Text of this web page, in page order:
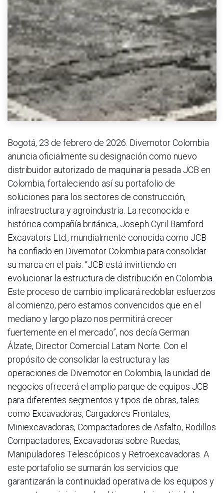
Bogotá, 23 de febrero de 2026. Divemotor Colombia
anuncia oficialmente su designación como nuevo
distribuidor autorizado de maquinaria pesada JCB en
Colombia, fortaleciendo así su portafolio de
soluciones para los sectores de construcción,
infraestructura y agroindustria. La reconocida e
histórica compañía británica, Joseph Cyril Bamford
Excavators Ltd., mundialmente conocida como JCB
ha confiado en Divemotor Colombia para consolidar
su marca en el país. “JCB está invirtiendo en
evolucionar la estructura de distribución en Colombia.
Este proceso de cambio implicará redoblar esfuerzos
al comienzo, pero estamos convencidos que en el
mediano y largo plazo nos permitirá crecer
fuertemente en el mercado”, nos decía German
Álzate, Director Comercial Latam Norte. Con el
propósito de consolidar la estructura y las
operaciones de Divemotor en Colombia, la unidad de
negocios ofrecerá el amplio parque de equipos JCB
para diferentes segmentos y tipos de obras, tales
como Excavadoras, Cargadores Frontales,
Miniexcavadoras, Compactadores de Asfalto, Rodillos
Compactadores, Excavadoras sobre Ruedas,
Manipuladores Telescópicos y Retroexcavadoras. A
este portafolio se sumarán los servicios que
garantizarán la continuidad operativa de los equipos y